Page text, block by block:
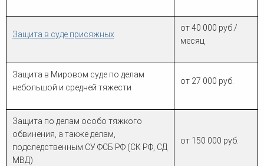
Защита в суде присяжных
от 40 000 руб./
месяц
Защита в Мировом суде по делам
небольшой и средней тяжести
от 27 000 руб.
Защита по делам особо тяжкого
обвинения, а также делам,
подследственным СУ ФСБ РФ (СК РФ, СД
МВД)
от 150 000 руб.